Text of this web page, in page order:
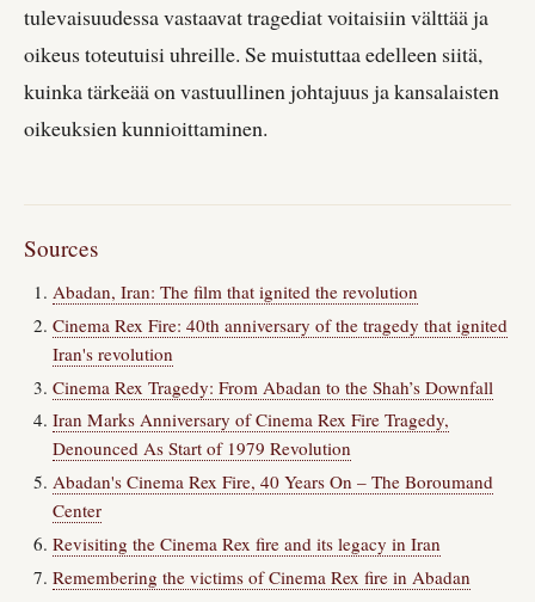
tulevaisuudessa vastaavat tragediat voitaisiin välttää ja
oikeus toteutuisi uhreille. Se muistuttaa edelleen siitä,
kuinka tärkeää on vastuullinen johtajuus ja kansalaisten
oikeuksien kunnioittaminen.
Sources
Abadan, Iran: The film that ignited the revolution
Cinema Rex Fire: 40th anniversary of the tragedy that ignited
Iran's revolution
Cinema Rex Tragedy: From Abadan to the Shah’s Downfall
Iran Marks Anniversary of Cinema Rex Fire Tragedy,
Denounced As Start of 1979 Revolution
Abadan's Cinema Rex Fire, 40 Years On – The Boroumand
Center
Revisiting the Cinema Rex fire and its legacy in Iran
Remembering the victims of Cinema Rex fire in Abadan